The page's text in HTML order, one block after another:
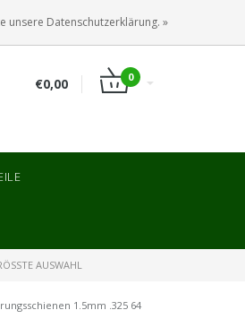
KUNDENKONTO ANLEGEN
€0,00 0
AUSWAHL
1.5mm .325 64
unsere Datenschutzerklärung. »